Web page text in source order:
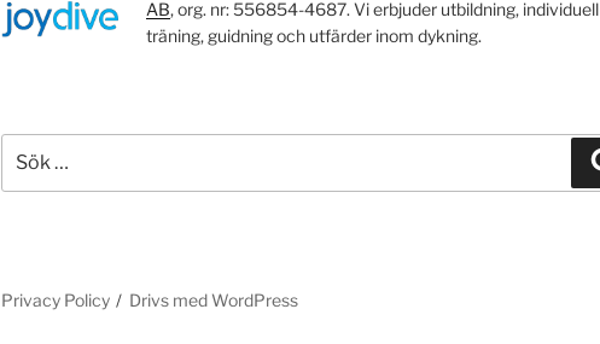
AB, org. nr: 556854-4687. Vi erbjuder utbildning, individuell
träning, guidning och utfärder inom dykning.
efter:
Privacy Policy Drivs med WordPress